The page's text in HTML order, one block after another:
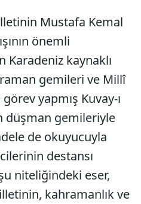
Mustafa Kemal
önemli
Karadeniz kaynaklı
gemileri ve Millî
yapmış Kuvay-ı
düşman gemileriyle
de okuyucuyla
destansı
niteliğindeki eser,
kahramanlık ve